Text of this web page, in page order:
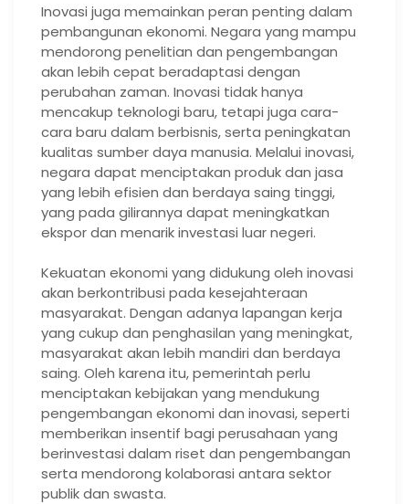
Inovasi juga memainkan peran penting dalam
pembangunan ekonomi. Negara yang mampu
mendorong penelitian dan pengembangan
akan lebih cepat beradaptasi dengan
perubahan zaman. Inovasi tidak hanya
mencakup teknologi baru, tetapi juga cara-
cara baru dalam berbisnis, serta peningkatan
kualitas sumber daya manusia. Melalui inovasi,
negara dapat menciptakan produk dan jasa
yang lebih efisien dan berdaya saing tinggi,
yang pada gilirannya dapat meningkatkan
ekspor dan menarik investasi luar negeri.
Kekuatan ekonomi yang didukung oleh inovasi
akan berkontribusi pada kesejahteraan
masyarakat. Dengan adanya lapangan kerja
yang cukup dan penghasilan yang meningkat,
masyarakat akan lebih mandiri dan berdaya
saing. Oleh karena itu, pemerintah perlu
menciptakan kebijakan yang mendukung
pengembangan ekonomi dan inovasi, seperti
memberikan insentif bagi perusahaan yang
berinvestasi dalam riset dan pengembangan
serta mendorong kolaborasi antara sektor
publik dan swasta.